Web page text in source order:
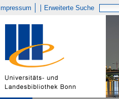
Impressum Erweiterte Suche